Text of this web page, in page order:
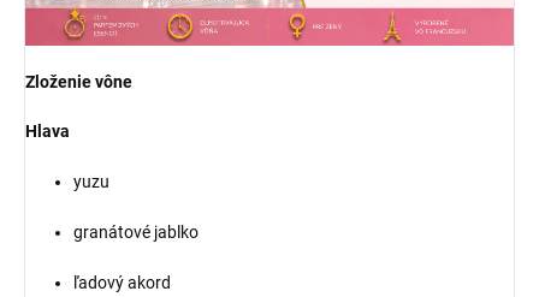
Zloženie vône
Hlava
yuzu
granátové jablko
ľadový akord